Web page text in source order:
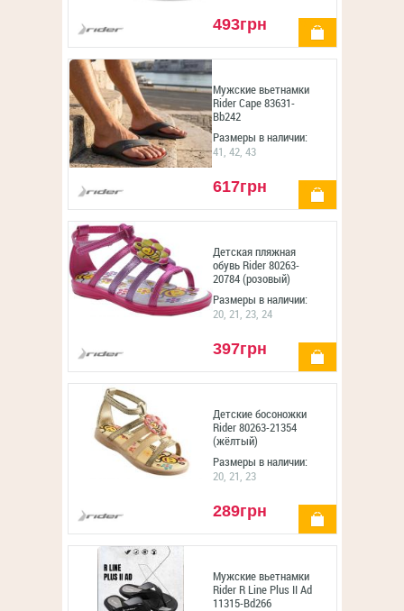
493грн купить
Мужские вьетнамки
Rider Cape 83631-
Bb242
Размеры в наличии:
41, 42, 43
617грн купить
Детская пляжная
обувь Rider 80263-
20784 (розовый)
Размеры в наличии:
20, 21, 23, 24
397грн купить
Детские босоножки
Rider 80263-21354
(жёлтый)
Размеры в наличии:
20, 21, 23
289грн купить
Мужские вьетнамки
Rider R Line Plus II Ad
11315-Bd266